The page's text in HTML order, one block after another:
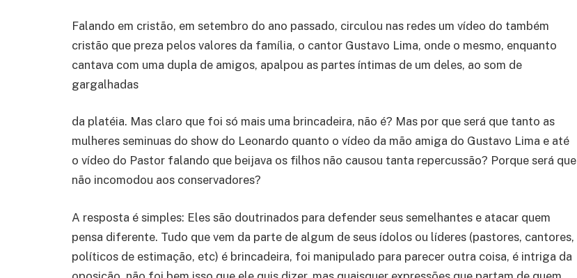
Falando em cristão, em setembro do ano passado, circulou nas redes um vídeo do também
cristão que preza pelos valores da família, o cantor Gustavo Lima, onde o mesmo, enquanto
cantava com uma dupla de amigos, apalpou as partes íntimas de um deles, ao som de
gargalhadas
da platéia. Mas claro que foi só mais uma brincadeira, não é? Mas por que será que tanto as
mulheres seminuas do show do Leonardo quanto o vídeo da mão amiga do Gustavo Lima e até
o vídeo do Pastor falando que beijava os filhos não causou tanta repercussão? Porque será que
não incomodou aos conservadores?
A resposta é simples: Eles são doutrinados para defender seus semelhantes e atacar quem
pensa diferente. Tudo que vem da parte de algum de seus ídolos ou líderes (pastores, cantores,
políticos de estimação, etc) é brincadeira, foi manipulado para parecer outra coisa, é intriga da